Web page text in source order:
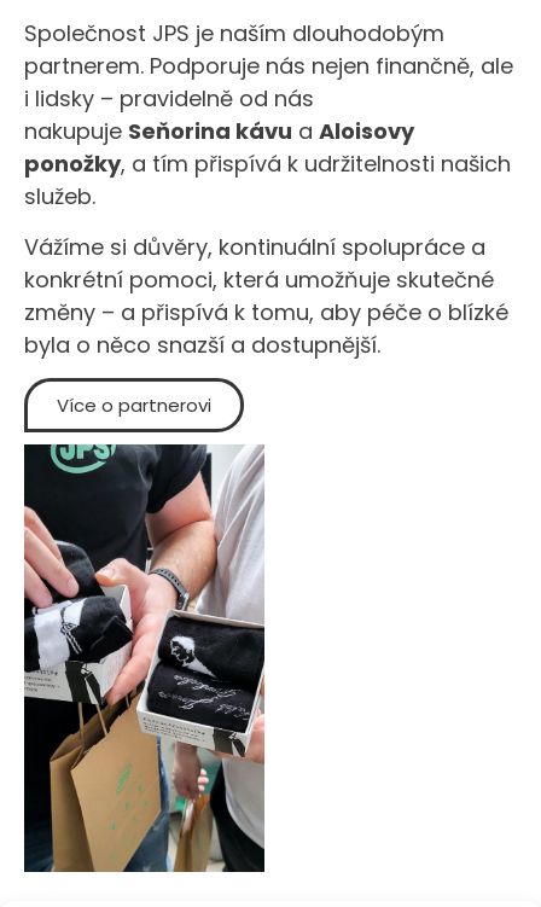
Společnost JPS je naším dlouhodobým
partnerem. Podporuje nás nejen finančně, ale
i lidsky – pravidelně od nás
nakupuje Seňorina kávu a Aloisovy
ponožky, a tím přispívá k udržitelnosti našich
služeb.
Vážíme si důvěry, kontinuální spolupráce a
konkrétní pomoci, která umožňuje skutečné
změny – a přispívá k tomu, aby péče o blízké
byla o něco snazší a dostupnější.
Více o partnerovi